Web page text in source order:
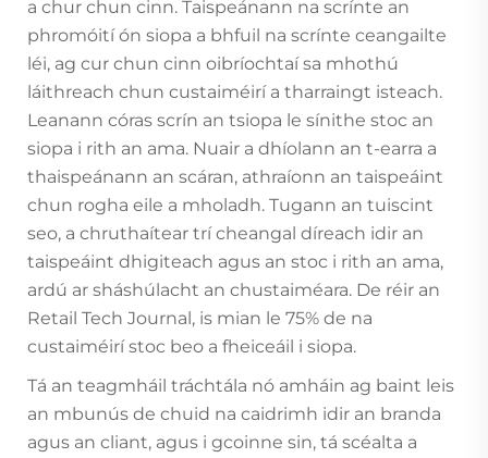
a chur chun cinn. Taispeánann na scrínte an
phromóití ón siopa a bhfuil na scrínte ceangailte
léi, ag cur chun cinn oibríochtaí sa mhothú
láithreach chun custaiméirí a tharraingt isteach.
Leanann córas scrín an tsiopa le sínithe stoc an
siopa i rith an ama. Nuair a dhíolann an t-earra a
thaispeánann an scáran, athraíonn an taispeáint
chun rogha eile a mholadh. Tugann an tuiscint
seo, a chruthaítear trí cheangal díreach idir an
taispeáint dhigiteach agus an stoc i rith an ama,
ardú ar sháshúlacht an chustaiméara. De réir an
Retail Tech Journal, is mian le 75% de na
custaiméirí stoc beo a fheiceáil i siopa.
Tá an teagmháil tráchtála nó amháin ag baint leis
an mbunús de chuid na caidrimh idir an branda
agus an cliant, agus i gcoinne sin, tá scéalta a